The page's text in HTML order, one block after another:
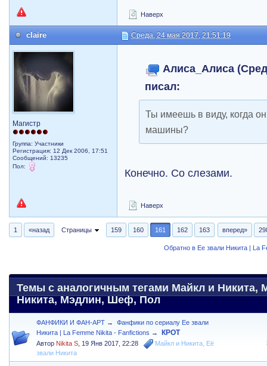
Наверх
claire Среда, 24 мая 2017, 21:51:19
Магистр
Группа: Участники
Регистрация: 12 Дек 2006, 17:51
Сообщений: 13235
Пол:
Алиса_Алиса
писал:
Ты имеешь в виду, когда
машины?
Конечно. Со слезами.
Наверх
1 «назад Страницы 159 160 161 162 163 вперед»
Обратно в Ее звали Никита | La
Темы с аналогичным тегами Майкл и
Никита, Мэдлин, Шеф, Пол
ФАНФИКИ И ФАН-АРТ →
Фанфики по сериалу Ее звали
Никита | La Femme Nikita - Fanfictions → КРОТ
Автор Nikita S 19 Янв 2017, 22:28 Майкл и Никита Её
звали Никита